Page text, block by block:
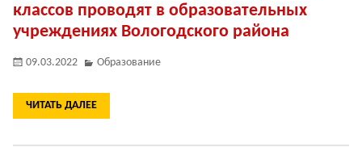
классов проводят в образовательных
учреждениях Вологодского района
09.03.2022 Образование
ЧИТАТЬ ДАЛЕЕ